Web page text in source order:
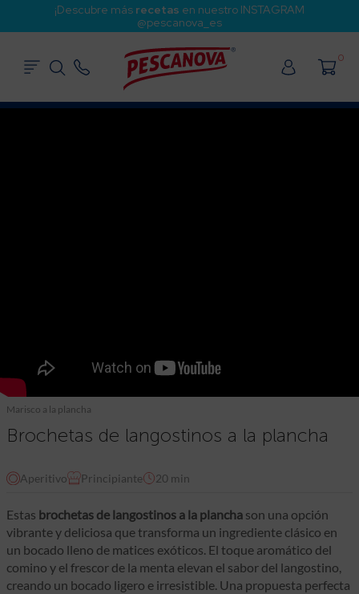
¡Descubre más recetas en nuestro INSTAGRAM
@pescanova_es
0
Marisco a la plancha
Brochetas de langostinos a la plancha
Aperitivo Principiante 20 min
Estas brochetas de langostinos a la plancha son una opción
vibrante y deliciosa que transforma un ingrediente clásico en
un bocado lleno de matices exóticos. El toque aromático del
comino y el frescor de la menta elevan el sabor del langostino,
creando un bocado ligero e irresistible. Una propuesta perfecta